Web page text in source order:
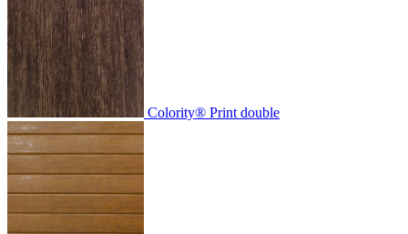
Colority® Print double